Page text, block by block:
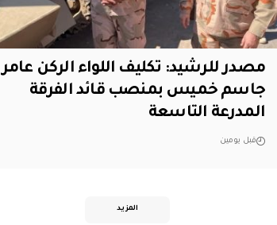
مصدر للرشيد: تكليف اللواء الركن عامر
جاسم خميس بمنصب قائد الفرقة
المدرعة التاسعة
قبل يومين
المزيد